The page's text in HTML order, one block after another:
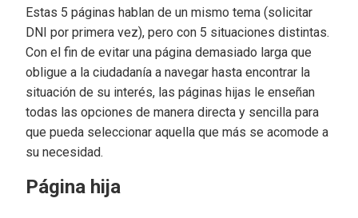
Estas 5 páginas hablan de un mismo tema (solicitar
DNI por primera vez), pero con 5 situaciones distintas.
Con el fin de evitar una página demasiado larga que
obligue a la ciudadanía a navegar hasta encontrar la
situación de su interés, las páginas hijas le enseñan
todas las opciones de manera directa y sencilla para
que pueda seleccionar aquella que más se acomode a
su necesidad.
Página hija